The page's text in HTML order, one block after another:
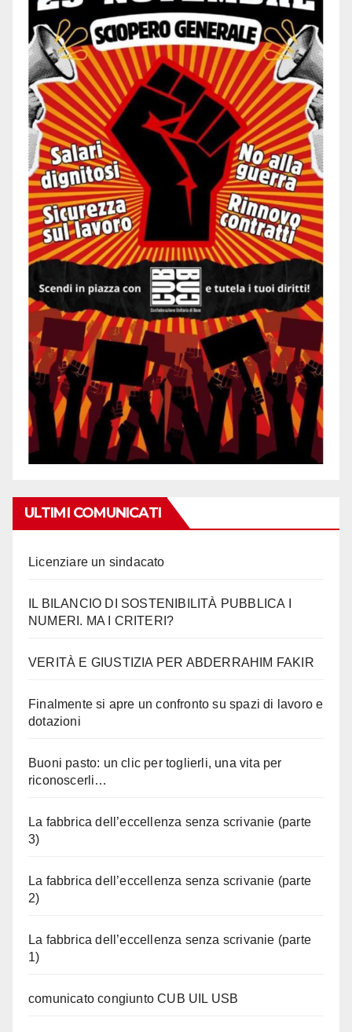
ULTIMI COMUNICATI
Licenziare un sindacato
IL BILANCIO DI SOSTENIBILITÀ PUBBLICA I
NUMERI. MA I CRITERI?
VERITÀ E GIUSTIZIA PER ABDERRAHIM FAKIR
Finalmente si apre un confronto su spazi di lavoro e
dotazioni
Buoni pasto: un clic per toglierli, una vita per
riconoscerli…
La fabbrica dell’eccellenza senza scrivanie (parte
3)
La fabbrica dell’eccellenza senza scrivanie (parte
2)
La fabbrica dell’eccellenza senza scrivanie (parte
1)
comunicato congiunto CUB UIL USB